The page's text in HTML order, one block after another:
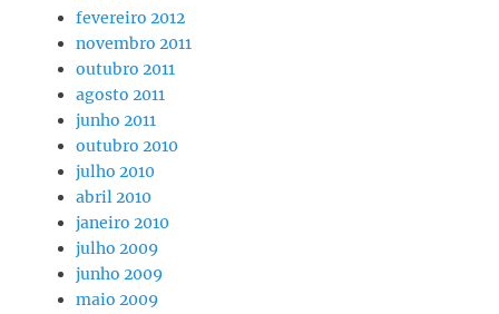
fevereiro 2012
novembro 2011
outubro 2011
agosto 2011
junho 2011
outubro 2010
julho 2010
abril 2010
janeiro 2010
julho 2009
junho 2009
maio 2009